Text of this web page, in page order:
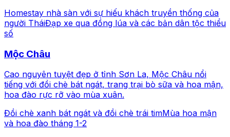
Homestay nhà sàn với sự hiếu khách truyền thống của
người TháiĐạp xe qua đồng lúa và các bản dân tộc thiểu
số
Mộc Châu
Cao nguyên tuyệt đẹp ở tỉnh Sơn La, Mộc Châu nổi
tiếng với đồi chè bát ngát, trang trại bò sữa và hoa mận,
hoa đào rực rỡ vào mùa xuân.
Đồi chè xanh bát ngát và đồi chè trái timMùa hoa mận
và hoa đào tháng 1-2